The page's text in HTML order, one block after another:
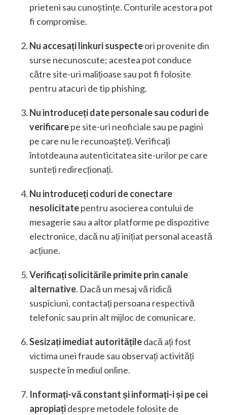
prieteni sau cunoștințe. Conturile acestora pot
fi compromise.
Nu accesați linkuri suspecteori provenite din
surse necunoscute; acestea pot conduce
către site-uri malițioase sau pot fi folosite
pentru atacuri de tip phishing.
Nu introduceți date personale sau coduri de
verificarepe site-uri neoficiale sau pe pagini
pe care nu le recunoașteți. Verificați
întotdeauna autenticitatea site-urilor pe care
sunteți redirecționați.
Nu introduceți coduri de conectare
nesolicitatepentru asocierea contului de
mesagerie sau a altor platforme pe dispozitive
electronice, dacă nu ați inițiat personal această
acțiune.
Verificați solicitările primite prin canale
alternative. Dacă un mesaj vă ridică
suspiciuni, contactați persoana respectivă
telefonic sau prin alt mijloc de comunicare.
Sesizați imediat autoritățiledacă ați fost
victima unei fraude sau observați activități
suspecte în mediul online.
Informați-vă constant și informați-i și pe cei
apropiațidespre metodele folosite de